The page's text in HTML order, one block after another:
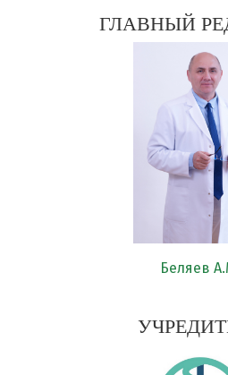
ГЛАВНЫЙ
Беляев